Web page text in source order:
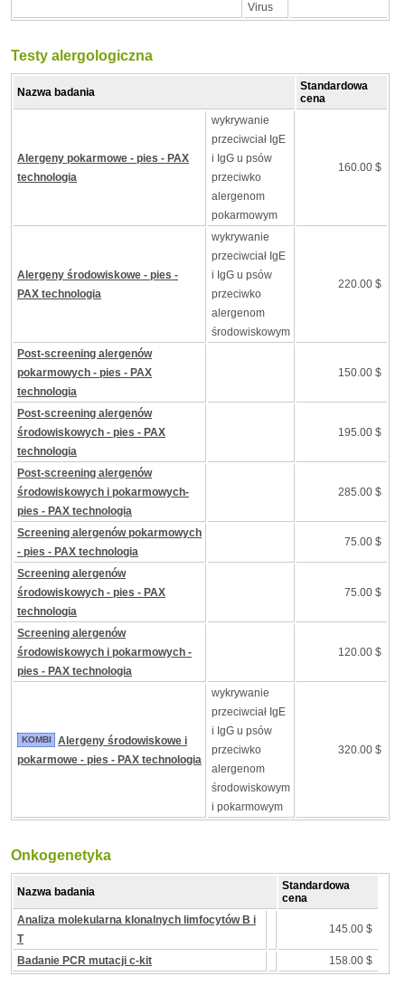
Virus
Testy alergologiczna
Nazwa badania
Standardowa
cena
Alergeny pokarmowe - pies - PAX
technologia
wykrywanie
przeciwciał IgE
i IgG u psów
przeciwko
alergenom
pokarmowym
160.00 $
Alergeny środowiskowe - pies -
PAX technologia
wykrywanie
przeciwciał IgE
i IgG u psów
przeciwko
alergenom
środowiskowym
220.00 $
Post-screening alergenów
pokarmowych - pies - PAX
technologia
150.00 $
Post-screening alergenów
środowiskowych - pies - PAX
technologia
195.00 $
Post-screening alergenów
środowiskowych i pokarmowych-
pies - PAX technologia
285.00 $
Screening alergenów pokarmowych
- pies - PAX technologia
75.00 $
Screening alergenów
środowiskowych - pies - PAX
technologia
75.00 $
Screening alergenów
środowiskowych i pokarmowych -
pies - PAX technologia
120.00 $
KOMBI
Alergeny środowiskowe i
pokarmowe - pies - PAX technologia
wykrywanie
przeciwciał IgE
i IgG u psów
przeciwko
alergenom
środowiskowym
i pokarmowym
320.00 $
Onkogenetyka
Nazwa badania
Standardowa
cena
Analiza molekularna klonalnych limfocytów B i
T
145.00 $
Badanie PCR mutacji c-kit 158.00 $